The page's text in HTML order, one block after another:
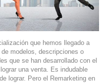
que hemos llegado a
modelos, descripciones o
que se han desarrollado con el
una venta. Es indudable
lograr. Pero el Remarketing en